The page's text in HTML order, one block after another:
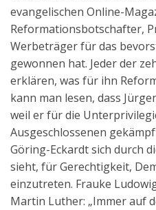
evangelischen Online-
Reformationsbotschafter,
Werbeträger für das
gewonnen hat. Jeder der
erklären, was für ihn
kann man lesen, dass
weil er für die
Ausgeschlossenen
Göring-Eckardt sich durch
sieht, für Gerechtigkeit,
einzutreten. Frauke
Martin Luther: „Immer auf